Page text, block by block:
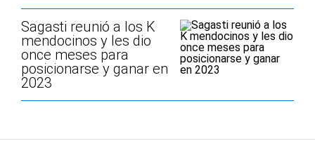
Sagasti reunió a los K
mendocinos y les dio
once meses para
posicionarse y ganar en
2023